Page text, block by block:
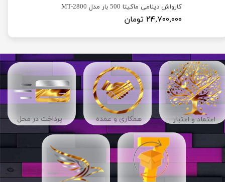
کارواش دینامی ماکیتا 500 بار مدل MT-2800
۲۴,۷۰۰,۰۰۰ تومان
اعتماد و اعتبار پرداخت در محل ​​همکاری و عمده